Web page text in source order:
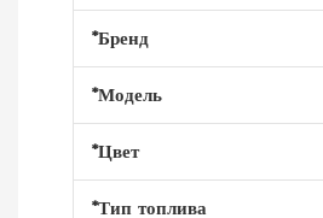
*Бренд
*Модель
*Цвет
*Тип топлива